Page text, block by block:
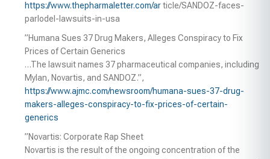
https://www.thepharmaletter.com/article/SANDOZ-faces-
parlodel-lawsuits-in-usa
”Humana Sues 37 Drug Makers, Alleges Conspiracy to Fix
Prices of Certain Generics
…The lawsuit names 37 pharmaceutical companies, including
Mylan, Novartis, and SANDOZ.”,
https://www.ajmc.com/newsroom/humana-sues-37-drug-
makers-alleges-conspiracy-to-fix-prices-of-certain-
generics
”Novartis: Corporate Rap Sheet
Novartis is the result of the ongoing concentration of the